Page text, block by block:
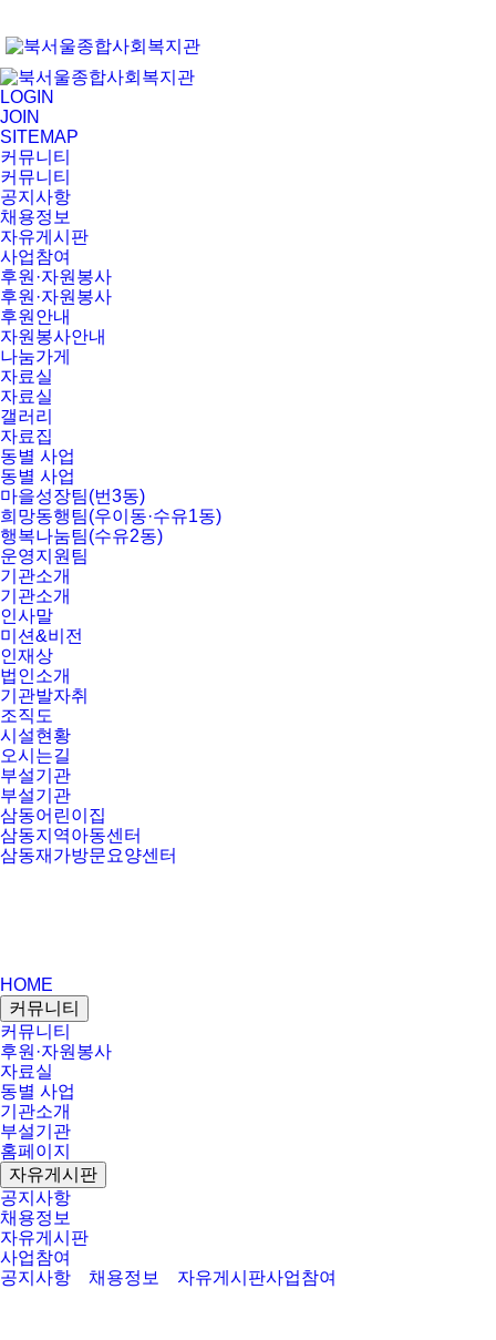
LOGIN
JOIN
SITEMAP
커뮤니티
커뮤니티
공지사항
채용정보
자유게시판
사업참여
후원·자원봉사
후원·자원봉사
후원안내
자원봉사안내
나눔가게
자료실
자료실
갤러리
자료집
동별 사업
동별 사업
마을성장팀(번3동)
희망동행팀(우이동·수유1동)
행복나눔팀(수유2동)
운영지원팀
기관소개
기관소개
인사말
미션&비전
인재상
법인소개
기관발자취
조직도
시설현황
오시는길
부설기관
부설기관
삼동어린이집
삼동지역아동센터
삼동재가방문요양센터
HOME
커뮤니티
커뮤니티
후원·자원봉사
자료실
동별 사업
기관소개
부설기관
홈페이지
자유게시판
공지사항
채용정보
자유게시판
사업참여
공지사항
채용정보 자유게시판사업참여